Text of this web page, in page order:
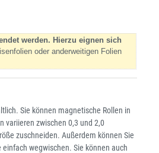
werden. Hierzu eignen sich
oder anderweitigen Folien
Sie können magnetische Rollen in
variieren zwischen 0,3 und 2,0
zuschneiden. Außerdem können Sie
wegwischen. Sie können auch